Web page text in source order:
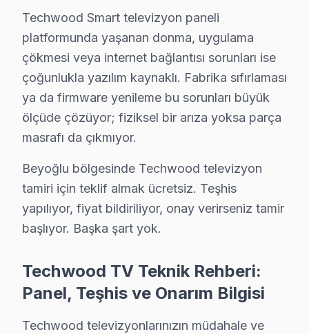
Beyoğlu müşterilerine sunduğumuz Techwood servis
İkinci ilke — Onaysız başlamama: Kesin teklif, müşteri
Dördüncü ilke — Garanti dahil fiyat: İşçilik garantisi (6
Beyoğlu'de Techwood televizyon arıza örüntülerinin
İlkbahar dönemi (Mart-Mayıs): Görece sakin.
Yaz dönemi (Haziran-Ağustos): Sıcak havada
Neden Beyoğlu'de Techwood teknik desteği
Beyoğlu Techwood TV Ekran Anakart Profesyonel Servis ve
Beyoğlu'da Techwood LED TV'niz bozulduğunda
• Beyoğlu'de sadece orijinal parça kullanıyoruz.
• Osiloskop, ESR ölçer, termal kamera ile teşhis
Bunu da ekleyelim:, İstiklal Caddesi, Galata Kulesi,
Techwood Smart televizyon paneli
platformunda yaşanan donma, uygulama
çökmesi veya internet bağlantısı sorunları ise
çoğunlukla yazılım kaynaklı. Fabrika sıfırlaması
ya da firmware yenileme bu sorunları büyük
ölçüde çözüyor; fiziksel bir arıza yoksa parça
masrafı da çıkmıyor.
Beyoğlu bölgesinde Techwood televizyon
tamiri için teklif almak ücretsiz. Teşhis
yapılıyor, fiyat bildiriliyor, onay verirseniz tamir
başlıyor. Başka şart yok.
Techwood TV Teknik Rehberi:
Panel, Teşhis ve Onarım Bilgisi
Techwood televizyonlarınızın müdahale ve